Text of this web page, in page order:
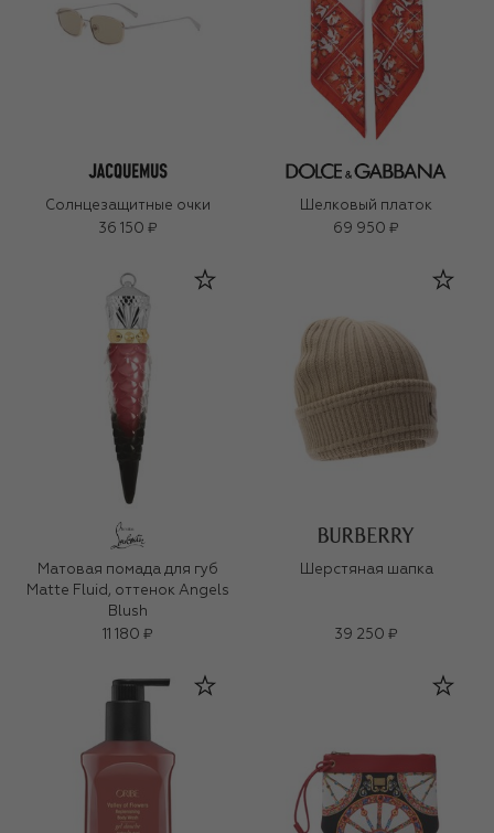
Солнцезащитные очки
36 150 ₽
Шелковый платок
69 950 ₽
Матовая помада для губ
Matte Fluid, оттенок Angels
Blush
11 180 ₽
Шерстяная шапка
39 250 ₽